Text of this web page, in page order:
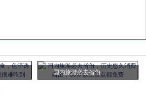
国内旅游必去省份